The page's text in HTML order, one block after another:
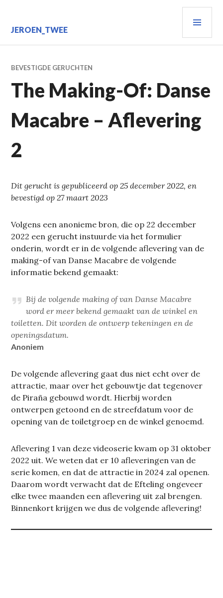
inhoud
JEROEN_TWEE
BEVESTIGDE GERUCHTEN
The Making-Of: Danse
Macabre – Aflevering
2
Dit gerucht is gepubliceerd op 25 december 2022, en
bevestigd op 27 maart 2023
Volgens een anonieme bron, die op 22 december
2022 een gerucht instuurde via het formulier
onderin, wordt er in de volgende aflevering van de
making-of van Danse Macabre de volgende
informatie bekend gemaakt:
Bij de volgende making of van Danse Macabre
word er meer bekend gemaakt van de winkel en
toiletten. Dit worden de ontwerp tekeningen en de
openingsdatum.
Anoniem
De volgende aflevering gaat dus niet echt over de
attractie, maar over het gebouwtje dat tegenover
de Piraña gebouwd wordt. Hierbij worden
ontwerpen getoond en de streefdatum voor de
opening van de toiletgroep en de winkel genoemd.
Aflevering 1 van deze videoserie kwam op 31 oktober
2022 uit. We weten dat er 10 afleveringen van de
serie komen, en dat de attractie in 2024 zal openen.
Daarom wordt verwacht dat de Efteling ongeveer
elke twee maanden een aflevering uit zal brengen.
Binnenkort krijgen we dus de volgende aflevering!